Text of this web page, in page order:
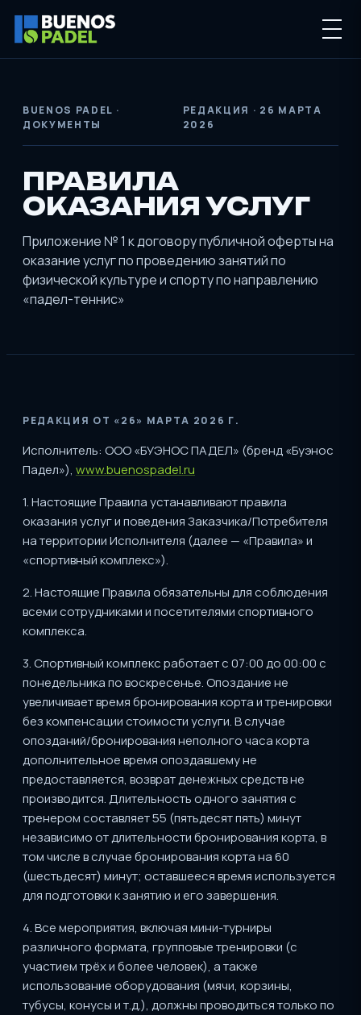
BUENOS PADEL ·
ДОКУМЕНТЫ
РЕДАКЦИЯ · 26 МАРТА
2026
ПРАВИЛА
ОКАЗАНИЯ УСЛУГ
Приложение № 1 к договору публичной оферты на
оказание услуг по проведению занятий по
физической культуре и спорту по направлению
«падел-теннис»
РЕДАКЦИЯ ОТ «26» МАРТА 2026 Г.
Исполнитель: ООО «БУЭНОС ПАДЕЛ» (бренд «Буэнос
Падел»), www.buenospadel.ru
1. Настоящие Правила устанавливают правила
оказания услуг и поведения Заказчика/Потребителя
на территории Исполнителя (далее — «Правила» и
«спортивный комплекс»).
2. Настоящие Правила обязательны для соблюдения
всеми сотрудниками и посетителями спортивного
комплекса.
3. Спортивный комплекс работает с 07:00 до 00:00 с
понедельника по воскресенье. Опоздание не
увеличивает время бронирования корта и тренировки
без компенсации стоимости услуги. В случае
опозданий/бронирования неполного часа корта
дополнительное время опоздавшему не
предоставляется, возврат денежных средств не
производится. Длительность одного занятия с
тренером составляет 55 (пятьдесят пять) минут
независимо от длительности бронирования корта, в
том числе в случае бронирования корта на 60
(шестьдесят) минут; оставшееся время используется
для подготовки к занятию и его завершения.
4. Все мероприятия, включая мини-турниры
различного формата, групповые тренировки (с
участием трёх и более человек), а также
использование оборудования (мячи, корзины,
тубусы, конусы и т.д.), должны проводиться только по